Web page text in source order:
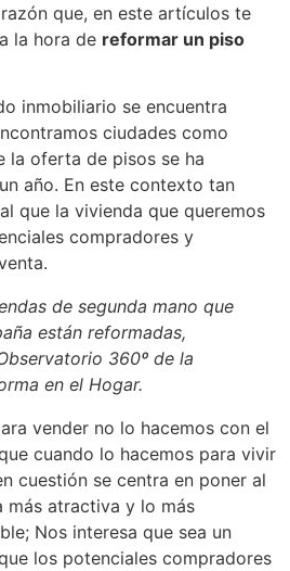
que, en este artículos te
la hora de reformar un piso
inmobiliario se encuentra
ciudades como
la oferta de pisos se ha
año. En este contexto tan
que la vivienda que queremos
compradores y
de segunda mano que
están reformadas,
360º de la
en el Hogar.
vender no lo hacemos con el
cuando lo hacemos para vivir
cuestión se centra en poner al
más atractiva y lo más
Nos interesa que sea un
los potenciales compradores